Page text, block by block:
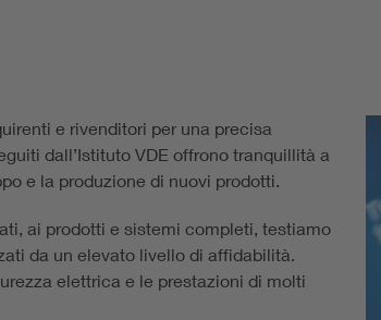
e rivenditori per una precisa
dall’Istituto VDE offrono tranquillità a
e la produzione di nuovi prodotti.
ai prodotti e sistemi completi, testiamo
da un elevato livello di affidabilità.
elettrica e le prestazioni di molti